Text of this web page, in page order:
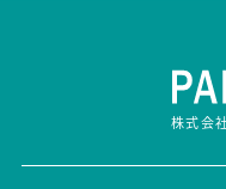
株式会